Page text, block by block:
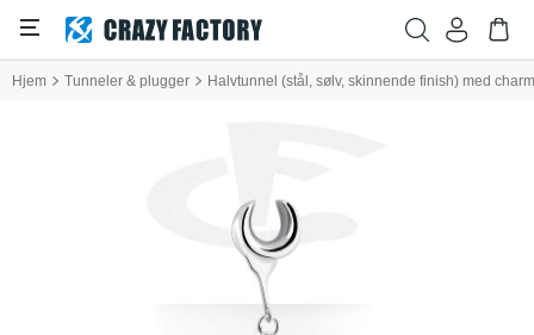
Hjem Tunneler & plugger Halvtunnel (stål, sølv, skinnende finish) med